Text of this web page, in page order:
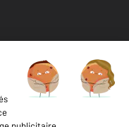
d'honoraires